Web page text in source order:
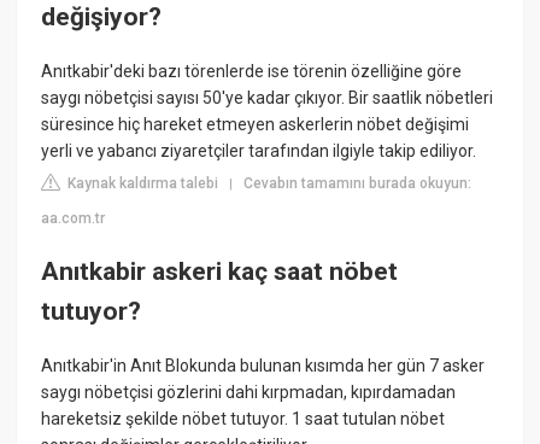
değişiyor?
Anıtkabir'deki bazı törenlerde ise törenin özelliğine göre
saygı nöbetçisi sayısı 50'ye kadar çıkıyor. Bir saatlik nöbetleri
süresince hiç hareket etmeyen askerlerin nöbet değişimi
yerli ve yabancı ziyaretçiler tarafından ilgiyle takip ediliyor.
Kaynak kaldırma talebi |Cevabın tamamını burada okuyun:
aa.com.tr
Anıtkabir askeri kaç saat nöbet
tutuyor?
Anıtkabir'in Anıt Blokunda bulunan kısımda her gün 7 asker
saygı nöbetçisi gözlerini dahi kırpmadan, kıpırdamadan
hareketsiz şekilde nöbet tutuyor. 1 saat tutulan nöbet